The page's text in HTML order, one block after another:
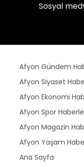
Sosyal
Afyon Gündem
Afyon Siyaset
Afyon Ekonomi
Afyon Spor
Afyon Magazin
Afyon Yaşam
Ana Sayfa